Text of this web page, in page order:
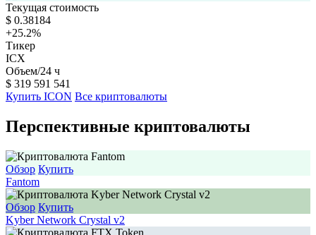
Текущая стоимость
$ 0.38184
+25.2%
Тикер
ICX
Объем/24 ч
$ 319 591 541
Купить ICON Все криптовалюты
Перспективные криптовалюты
Обзор Купить
Fantom
Обзор Купить
Kyber Network Crystal v2